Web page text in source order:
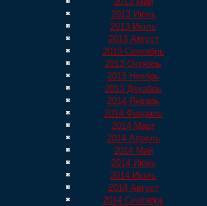
2013 Июнь
2013 Июль
2013 Август
2013 Сентябрь
2013 Октябрь
2013 Ноябрь
2013 Декабрь
2014 Январь
2014 Февраль
2014 Март
2014 Апрель
2014 Май
2014 Июнь
2014 Июль
2014 Август
2014 Сентябрь